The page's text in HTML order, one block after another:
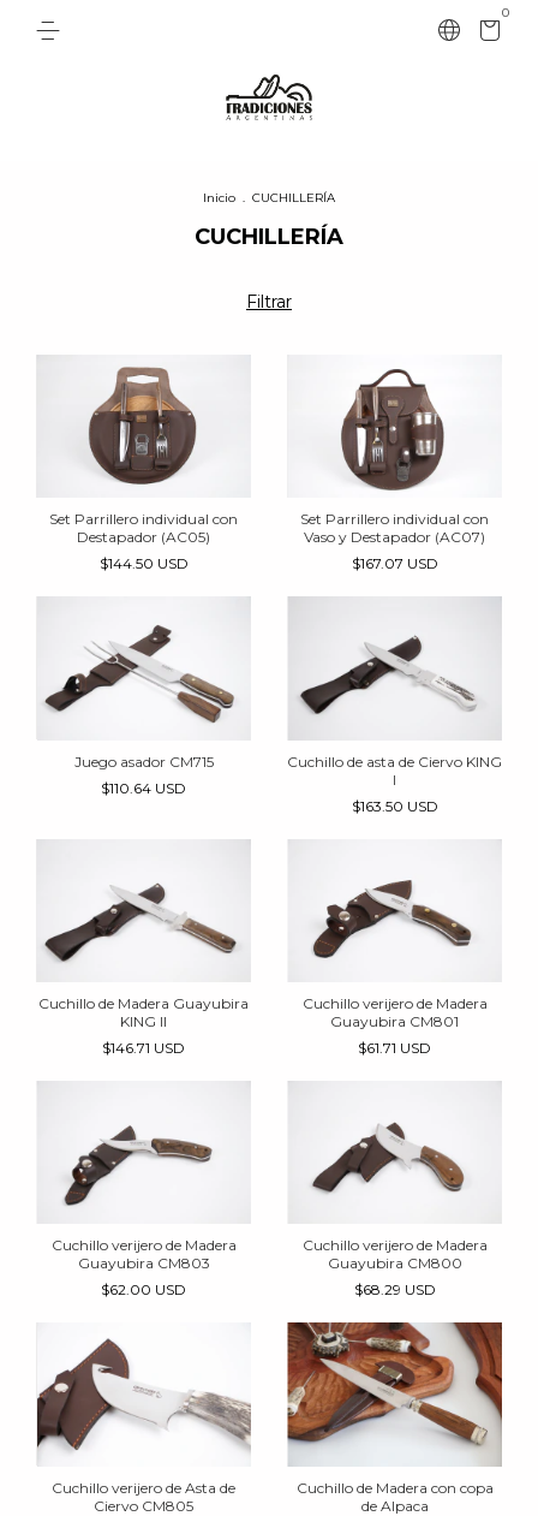
0
Inicio . CUCHILLERÍA
CUCHILLERÍA
Filtrar
Set Parrillero individual con
Destapador (AC05)
$144.50 USD
Set Parrillero individual con
Vaso y Destapador (AC07)
$167.07 USD
Juego asador CM715
$110.64 USD
Cuchillo de asta de Ciervo KING
I
$163.50 USD
Cuchillo de Madera Guayubira
KING II
$146.71 USD
Cuchillo verijero de Madera
Guayubira CM801
$61.71 USD
Cuchillo verijero de Madera
Guayubira CM803
$62.00 USD
Cuchillo verijero de Madera
Guayubira CM800
$68.29 USD
Cuchillo verijero de Asta de
Ciervo CM805
Cuchillo de Madera con copa
de Alpaca